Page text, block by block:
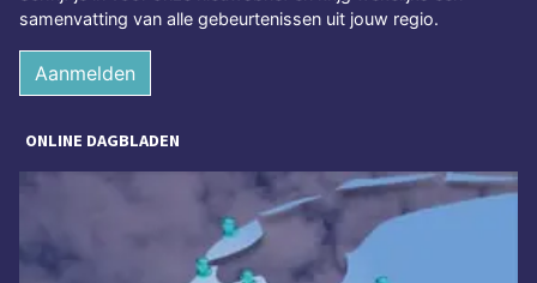
samenvatting van alle gebeurtenissen uit jouw regio.
Aanmelden
ONLINE DAGBLADEN